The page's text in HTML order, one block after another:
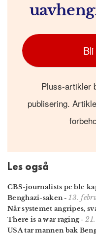
Pluss-artikler
publisering.
Les også
CBS-journalists pc ble
Benghazi-saken-13.
Når systemet angripes,
There is a war raging -
USA tar mannen bak